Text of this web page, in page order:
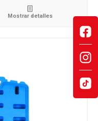
Mostrar detalles